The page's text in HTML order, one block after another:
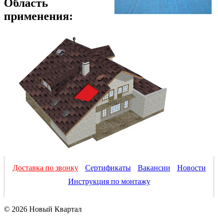
Область
применения:
Доставка по звонку Сертификаты Вакансии
Новости
Инструкция по монтажу
© 2026 Новый Квартал